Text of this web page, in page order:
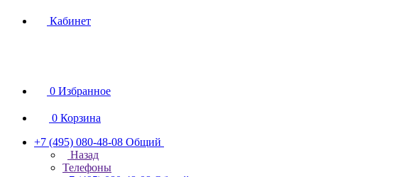
Кабинет
0 Избранное
0 Корзина
+7 (495) 080-48-08 Общий
Назад
Телефоны